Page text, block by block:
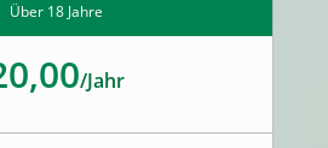
Über 18 Jahre
/Jahr